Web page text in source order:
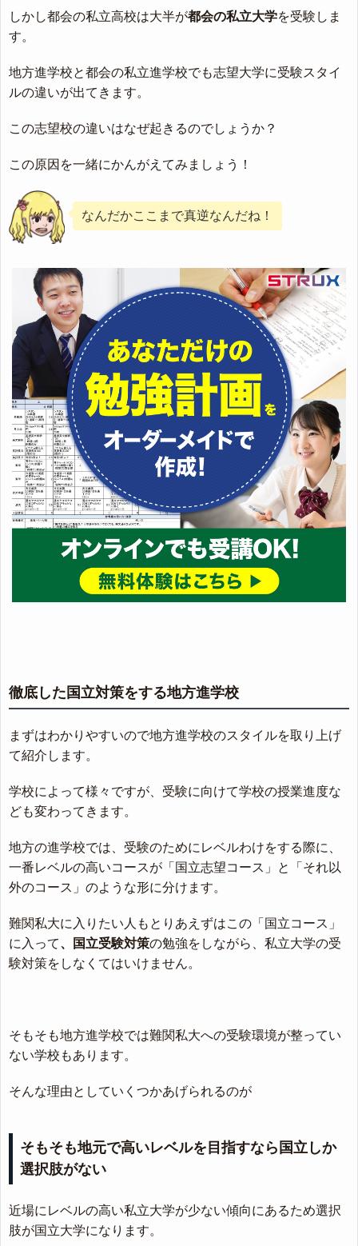
しかし都会の私立高校は大半が都会の私立大学を受験しま
す。
地方進学校と都会の私立進学校でも志望大学に受験スタイ
ルの違いが出てきます。
この志望校の違いはなぜ起きるのでしょうか？
この原因を一緒にかんがえてみましょう！
なんだかここまで真逆なんだね！
徹底した国立対策をする地方進学校
まずはわかりやすいので地方進学校のスタイルを取り上げ
て紹介します。
学校によって様々ですが、受験に向けて学校の授業進度な
ども変わってきます。
地方の進学校では、受験のためにレベルわけをする際に、
一番レベルの高いコースが「国立志望コース」と「それ以
外のコース」のような形に分けます。
難関私大に入りたい人もとりあえずはこの「国立コース」
に入って、国立受験対策の勉強をしながら、私立大学の受
験対策をしなくてはいけません。
そもそも地方進学校では難関私大への受験環境が整ってい
ない学校もあります。
そんな理由としていくつかあげられるのが
そもそも地元で高いレベルを目指すなら国立しか
選択肢がない
近場にレベルの高い私立大学が少ない傾向にあるため選択
肢が国立大学になります。